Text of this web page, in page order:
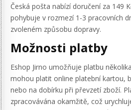
Česká pošta nabízí doručení za 149
pohybuje v rozmezí 1-3 pracovních
zvoleném způsobu dopravy.
Možnosti platby
Eshop Jirno umožňuje platbu
mohou platit online platební kartou,
nebo na dobírku při převzetí zboží.
zpracovávána okamžitě, což